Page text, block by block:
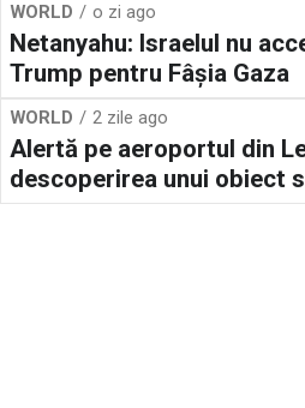
WORLD o zi ago
Netanyahu: Israelul nu
Trump pentru Fâșia Gaza
WORLD 2 zile ago
Alertă pe aeroportul din
descoperirea unui obiect